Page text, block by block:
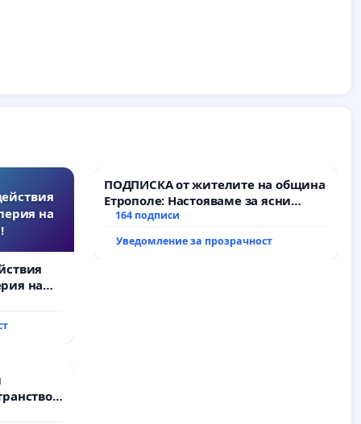
на
на
ПОДПИСКА от жителите на община
Етрополе: Настояваме за ясни
гаранции от “Елаците-МЕД” АД и от
всички екологични норми!
164 подписи
Уведомление за прозрачност